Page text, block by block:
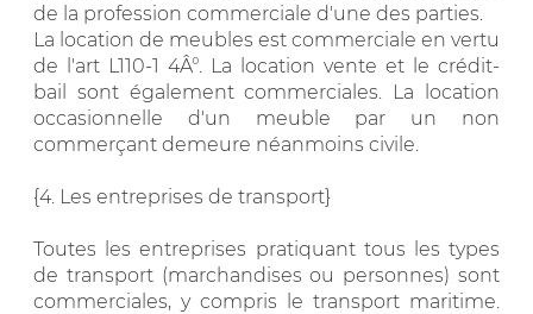
de la profession commerciale d'une des parties.
La location de meubles est commerciale en vertu
de l'art L110-1 4Â°. La location vente et le crédit-
bail sont également commerciales. La location
occasionnelle d'un meuble par un non
commerçant demeure néanmoins civile.
{4. Les entreprises de transport}
Toutes les entreprises pratiquant tous les types
de transport (marchandises ou personnes) sont
commerciales, y compris le transport maritime.